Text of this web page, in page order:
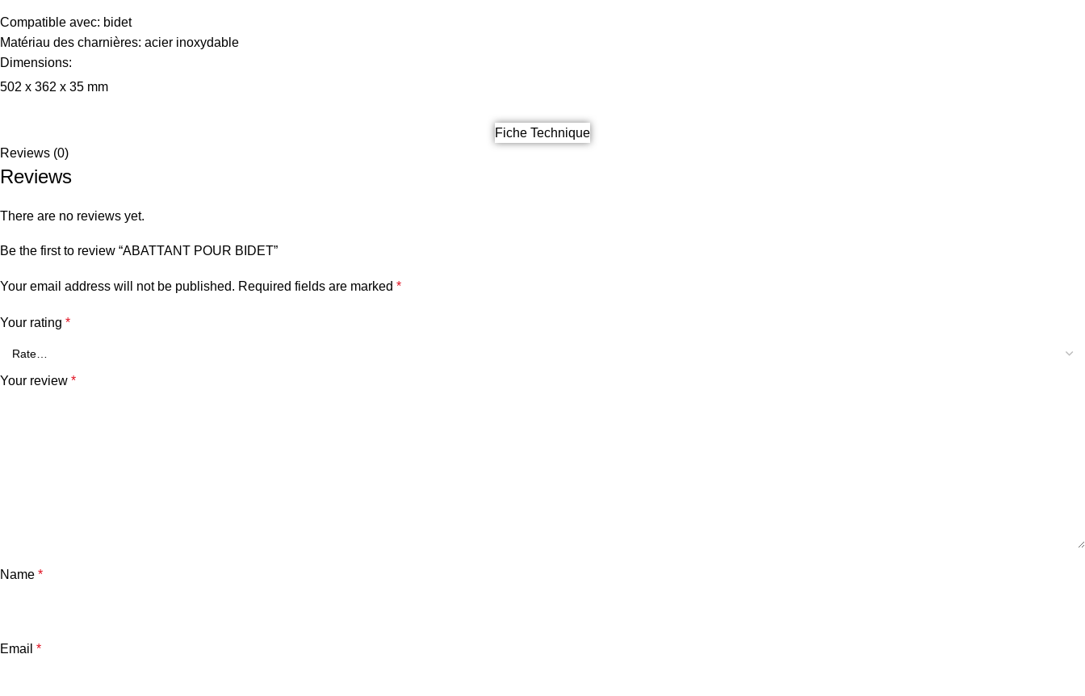
Compatible avec: bidet
Matériau des charnières: acier inoxydable
Dimensions:
502 x 362 x 35 mm
Fiche Technique
Reviews (0)
Reviews
There are no reviews yet.
Be the first to review “ABATTANT POUR BIDET”
Your email address will not be published. Required fields are marked *
Your rating *
Your review *
Name *
Email *